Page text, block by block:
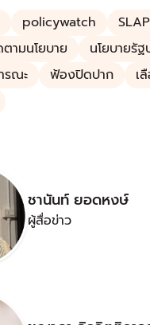
policywatch
ามนโยบาย
นโยบายรัฐ
รณะ
ฟ้องปิดปาก
เ
ชานันท์ ยอดหงษ์
ผู้สื่อข่าว